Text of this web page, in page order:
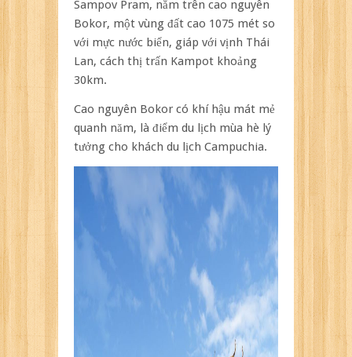
Sampov Pram, nằm trên cao nguyên
Bokor, một vùng đất cao 1075 mét so
với mực nước biển, giáp với vịnh Thái
Lan, cách thị trấn Kampot khoảng
30km.
Cao nguyên Bokor có khí hậu mát mẻ
quanh năm, là điểm du lịch mùa hè lý
tưởng cho khách du lịch Campuchia.